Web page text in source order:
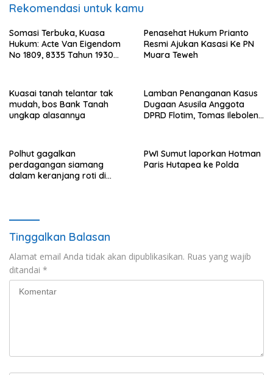
Rekomendasi untuk kamu
Somasi Terbuka, Kuasa
Hukum: Acte Van Eigendom
No 1809, 8335 Tahun 1930
Saamah
Penasehat Hukum Prianto
Resmi Ajukan Kasasi Ke PN
Muara Teweh
Kuasai tanah telantar tak
mudah, bos Bank Tanah
ungkap alasannya
Lamban Penanganan Kasus
Dugaan Asusila Anggota
DPRD Flotim, Tomas Ileboleng
Polhut gagalkan
perdagangan siamang
dalam keranjang roti di
PWI Sumut laporkan Hotman
Paris Hutapea ke Polda
Tinggalkan Balasan
Alamat email Anda tidak akan dipublikasikan. Ruas yang wajib
ditandai *